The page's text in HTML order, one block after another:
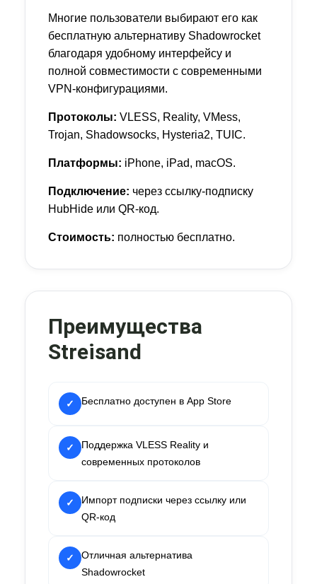
Многие пользователи выбирают его как
бесплатную альтернативу Shadowrocket
благодаря удобному интерфейсу и
полной совместимости с современными
VPN-конфигурациями.
Протоколы: VLESS, Reality, VMess,
Trojan, Shadowsocks, Hysteria2, TUIC.
Платформы: iPhone, iPad, macOS.
Подключение: через ссылку-подписку
HubHide или QR-код.
Стоимость: полностью бесплатно.
Преимущества
Streisand
✓ Бесплатно доступен в App Store
✓
Поддержка VLESS Reality и
современных протоколов
✓
Импорт подписки через ссылку или
QR-код
✓
Отличная альтернатива
Shadowrocket